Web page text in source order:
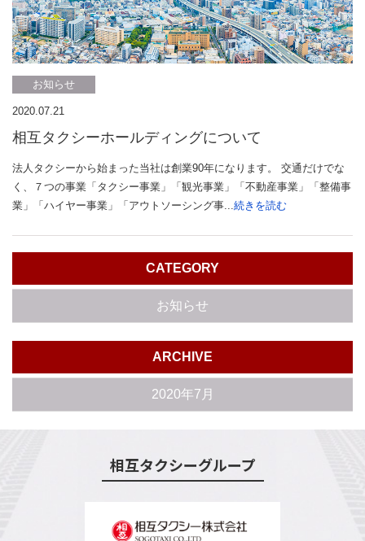
お知らせ
2020.07.21
相互タクシーホールディングについて
法人タクシーから始まった当社は創業90年になります。 交通だけでな
く、７つの事業「タクシー事業」「観光事業」「不動産事業」「整備事
業」「ハイヤー事業」「アウトソーシング事... 続きを読む
CATEGORY
お知らせ
ARCHIVE
2020年7月
相互タクシーグループ